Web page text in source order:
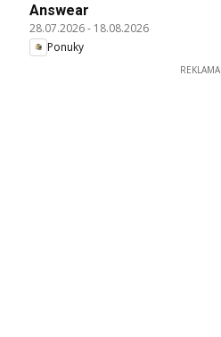
Answear
28.07.2026- 18.08.2026
Ponuky
REKLAMA